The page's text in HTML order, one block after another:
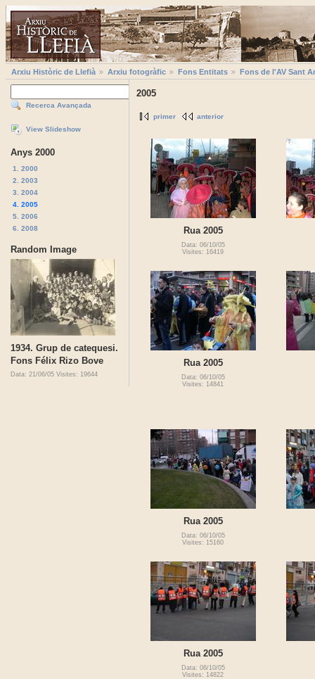
Arxiu Històric de Llefià Arxiu fotogràfic Fons Entitats Fons de l'AV Sant
Recerca Avançada
View Slideshow
Anys 2000
1. 2000
2. 2003
3. 2004
4. 2005
5. 2006
6. 2008
Random Image
1934. Grup de catequesi.
Fons Félix Rizo Bove
Data: 21/06/05 Visites: 19644
2005
primer anterior
Rua 2005
Data: 06/10/05
Visites: 16419
Rua 2005
Data: 06/10/05
Visites: 14841
Rua 2005
Data: 06/10/05
Visites: 15160
Rua 2005
Data: 06/10/05
Visites: 14822